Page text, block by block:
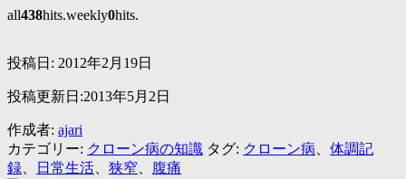
all438hits.weekly0hits.
投稿日: 2012年2月19日
投稿更新日:2013年5月2日
作成者: ajari
カテゴリー: クローン病の知識 タグ: クローン病
体調記
録
日常生活 狭窄 腹痛